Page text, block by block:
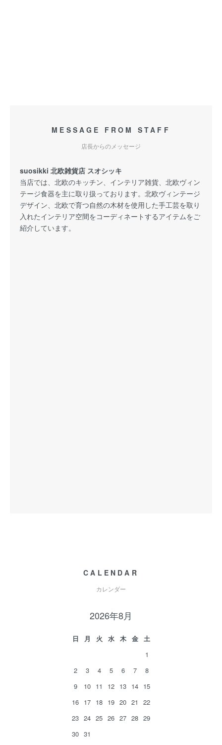
MESSAGE FROM STAFF
店長からのメッセージ
suosikki 北欧雑貨店 スオシッキ
当店では、北欧のキッチン、インテリア雑貨、北欧ヴィン
テージ食器を主に取り扱っております。北欧ヴィンテージ
デザイン、北欧で育つ自然の木材を使用した手工芸を取り
入れたインテリア空間をコーディネートするアイテムをご
紹介しています。
CALENDAR
カレンダー
2026年8月
日 月 火 水 木 金
土
1
2
3 4 5 6 7
8
9
10 11 12 13 14 15
16 17 18 19 20 21
22
23 24 25 26 27 28 29
30 31